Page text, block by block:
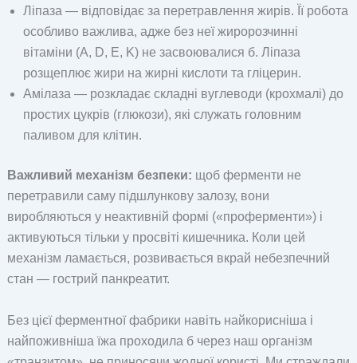
Ліпаза — відповідає за перетравлення жирів. Її робота
особливо важлива, адже без неї жиророзчинні
вітаміни (A, D, E, K) не засвоювалися б. Ліпаза
розщеплює жири на жирні кислоти та гліцерин.
Амілаза — розкладає складні вуглеводи (крохмалі) до
простих цукрів (глюкози), які служать головним
паливом для клітин.
Важливий механізм безпеки: щоб ферменти не
перетравили саму підшлункову залозу, вони
виробляються у неактивній формі («проферменти») і
активуються тільки у просвіті кишечника. Коли цей
механізм ламається, розвивається вкрай небезпечний
стан — гострий панкреатит.
Без цієї ферментної фабрики навіть найкорисніша і
найпоживніша їжа проходила б через наш організм